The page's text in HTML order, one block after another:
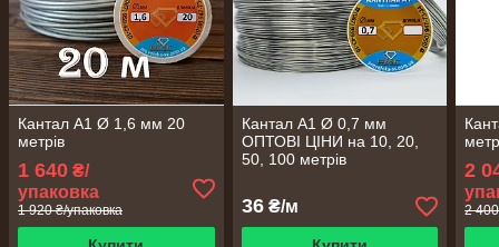
Кантал А1 Ø 1,6 мм 20
метрів
1 640 ₴/
упаковка
1 920 ₴/упаковка
Кантал А1 Ø 0,7 мм
ОПТОВІ ЦІНИ на 10, 20,
50, 100 метрів
36₴/м
2
2